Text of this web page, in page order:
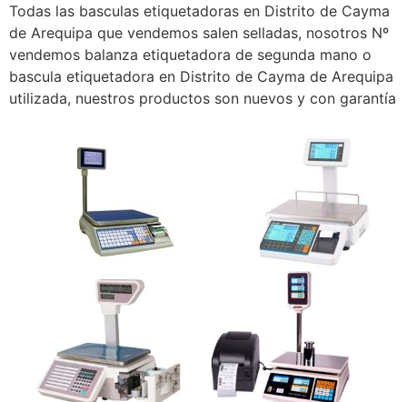
Todas las basculas etiquetadoras en Distrito de Cayma
de Arequipa que vendemos salen selladas, nosotros Nº
vendemos balanza etiquetadora de segunda mano o
bascula etiquetadora en Distrito de Cayma de Arequipa
utilizada, nuestros productos son nuevos y con garantía